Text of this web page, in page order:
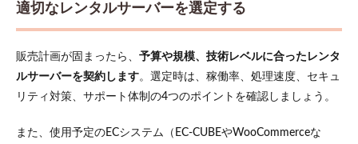
適切なレンタルサーバーを選定する
販売計画が固まったら、 予算や規模、技術レベルに合ったレンタ
ルサーバーを契約します。選定時は、稼働率、処理速度、セキュ
リティ対策、サポート体制の4つのポイントを確認しましょう。
また、使用予定のECシステム（EC-CUBEやWooCommerceな